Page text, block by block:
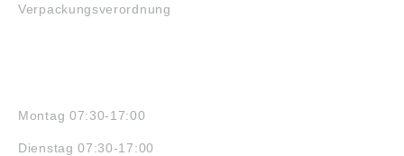
Verpackungsverordnung
Montag 07:30-17:00
Dienstag 07:30-17:00